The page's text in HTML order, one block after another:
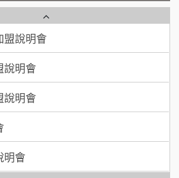
高雄市
行政櫃檯
洗收送人員(台中市)
容芳療師
說明會
會
盟說明會
說明會
說明會
會
會